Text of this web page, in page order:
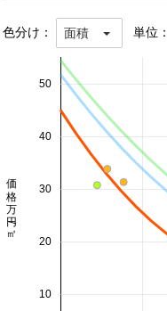
色分け： 面積 単位：
10
20
30
40
50
価格 万円/㎡